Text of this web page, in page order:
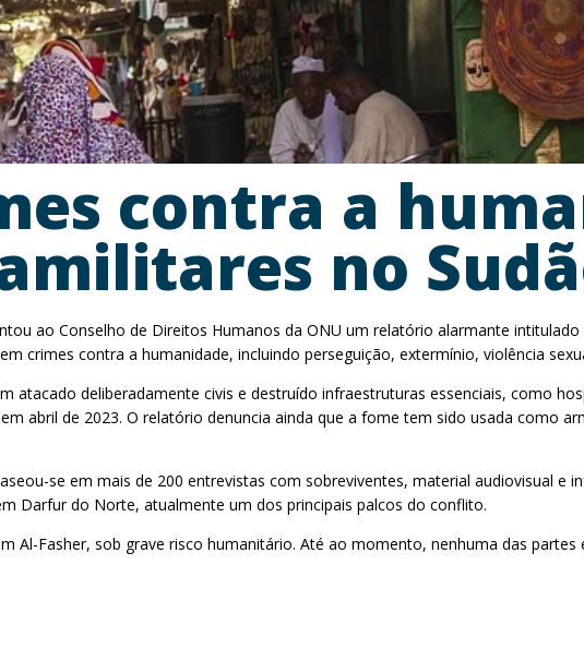
contra a
no
ao Conselho de Direitos Humanos da ONU um relatório alarmante intitulado
crimes contra a humanidade, incluindo perseguição, extermínio, violência
atacado deliberadamente civis e destruído infraestruturas essenciais, como
abril de 2023. O relatório denuncia ainda que a fome tem sido usada como
se em mais de 200 entrevistas com sobreviventes, material audiovisual e
Darfur do Norte, atualmente um dos principais palcos do conflito.
Al-Fasher, sob grave risco humanitário. Até ao momento, nenhuma das